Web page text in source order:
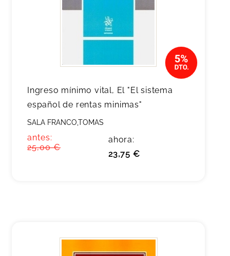
Ingreso mínimo vital, El "El sistema
español de rentas minimas"
SALA FRANCO,TOMAS
antes:
25,00 €
ahora:
23,75 €